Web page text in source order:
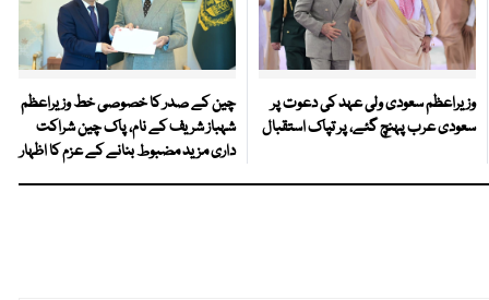
وزیراعظم سعودی ولی عہد کی دعوت پر
سعودی عرب پہنچ گئے، پر تپاک استقبال
چین کے صدر کا خصوصی خط وزیراعظم
شہباز شریف کے نام، پاک چین شراکت
داری مزید مضبوط بنانے کے عزم کا اظہار